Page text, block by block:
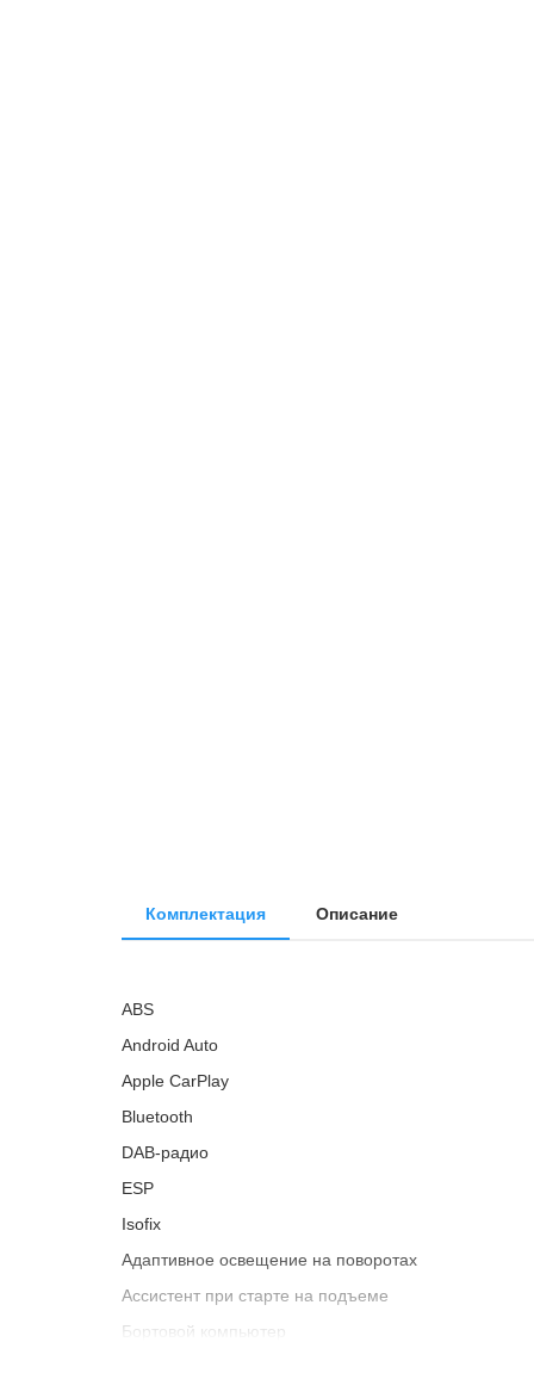
Комплектация Описание
ABS
Android Auto
Apple CarPlay
Bluetooth
DAB-радио
ESP
Isofix
Адаптивное освещение на поворотах
Ассистент при старте на подъеме
Бортовой компьютер